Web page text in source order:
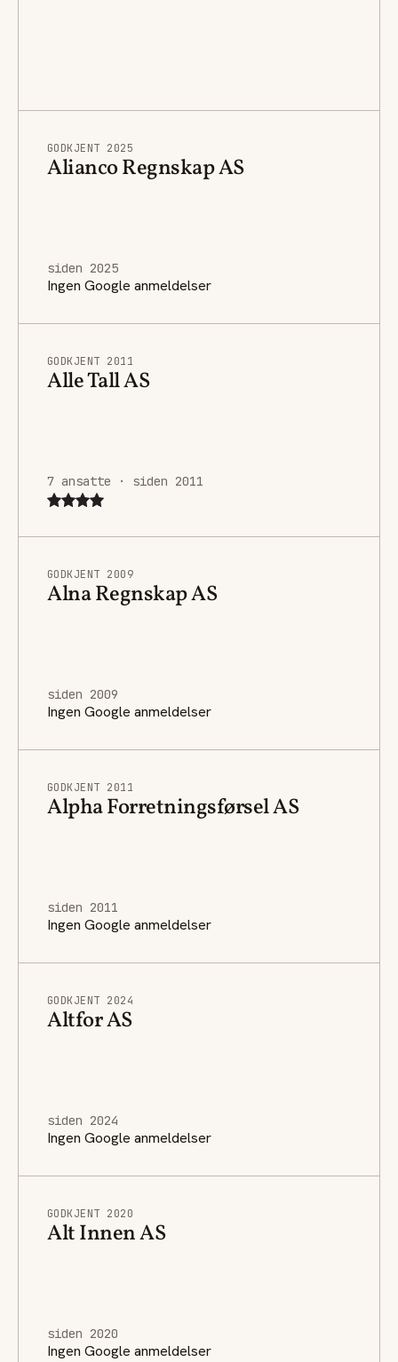
GODKJENT 2025
Alianco Regnskap AS
siden 2025
Ingen Google anmeldelser
GODKJENT 2011
Alle Tall AS
7 ansatte · siden 2011
GODKJENT 2009
Alna Regnskap AS
siden 2009
Ingen Google anmeldelser
GODKJENT 2011
Alpha Forretningsførsel AS
siden 2011
Ingen Google anmeldelser
GODKJENT 2024
Altfor AS
siden 2024
Ingen Google anmeldelser
GODKJENT 2020
Alt Innen AS
siden 2020
Ingen Google anmeldelser